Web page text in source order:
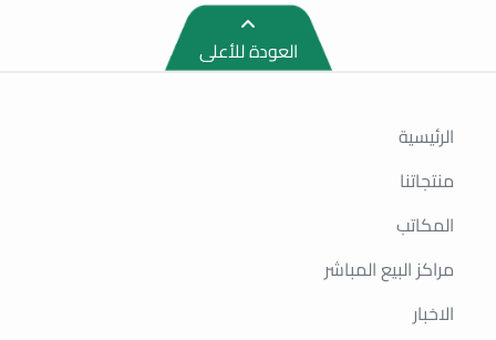
العودة للأعلى
الرئيسية
منتجاتنا
المكاتب
مراكز البيع المباشر
الاخبار